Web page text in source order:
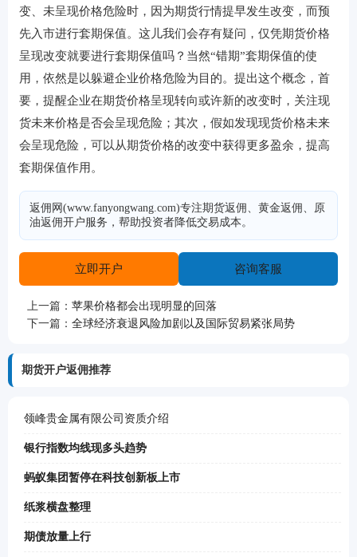
变、未呈现价格危险时，因为期货行情提早发生改变，而预
先入市进行套期保值。这儿我们会存有疑问，仅凭期货价格
呈现改变就要进行套期保值吗？当然“错期”套期保值的使
用，依然是以躲避企业价格危险为目的。提出这个概念，首
要，提醒企业在期货价格呈现转向或许新的改变时，关注现
货未来价格是否会呈现危险；其次，假如发现现货价格未来
会呈现危险，可以从期货价格的改变中获得更多盈余，提高
套期保值作用。
返佣网(www.fanyongwang.com)专注期货返佣、黄金返佣、原
油返佣开户服务，帮助投资者降低交易成本。
立即开户 咨询客服
上一篇： 苹果价格都会出现明显的回落
下一篇： 全球经济衰退风险加剧以及国际贸易紧张局势
期货开户返佣推荐
领峰贵金属有限公司资质介绍
银行指数均线现多头趋势
蚂蚁集团暂停在科技创新板上市
纸浆横盘整理
期债放量上行